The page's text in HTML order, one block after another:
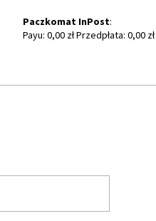
Paczkomat InPost:
Payu: 0,00 zł Przedpłata: 0,00 zł